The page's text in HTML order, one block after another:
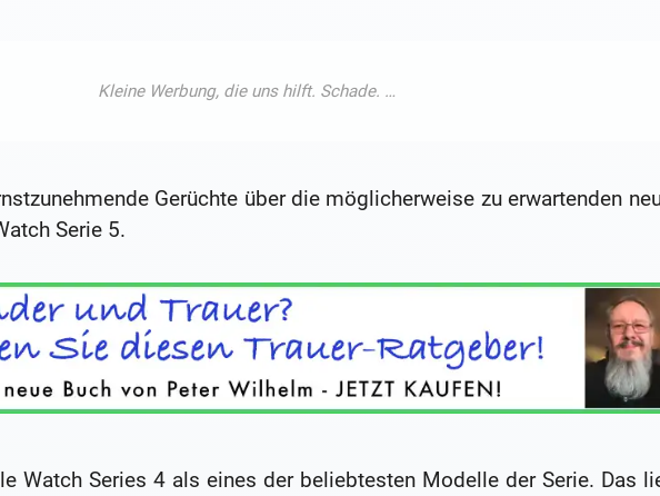
Gerüchte über die möglicherweise zu erwartenden
Serie 5.
Watch Series 4 als eines der beliebtesten Modelle der Serie. Das